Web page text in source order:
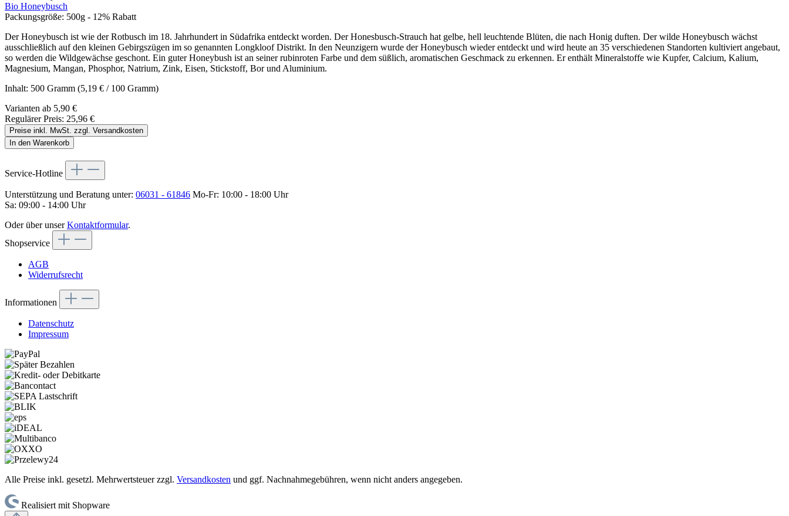
Bio Honeybusch
Packungsgröße: 500g - 12% Rabatt
Der Honeybusch ist wie der Rotbusch im 18. Jahrhundert in Südafrika entdeckt worden. Der Honesbusch-Strauch hat gelbe, hell leuchtende Blüten, die nach Honig duften. Der wilde Honeybusch wächst
ausschließlich auf den kleinen Gebirgszügen im so genannten Longkloof Distrikt. In den Neunzigern wurde der Honeybusch wieder entdeckt und wird heute an 35 verschiedenen Standorten kultiviert angebaut,
so werden die Wildgewächse geschont. Ein guter Honeybush ist an seiner rubinroten Farbe und dem süßlich, aromatischen Geschmack zu erkennen. Er enthält Mineralstoffe wie Kupfer, Calcium, Kalium,
Magnesium, Mangan, Phosphor, Natrium, Zink, Eisen, Stickstoff, Bor und Aluminium.
Inhalt: 500 Gramm (5,19 € / 100 Gramm)
Varianten ab 5,90 €
Regulärer Preis: 25,96 €
Preise inkl. MwSt. zzgl. Versandkosten
In den Warenkorb
Service-Hotline
Unterstützung und Beratung unter: 06031 - 61846 Mo-Fr: 10:00 - 18:00 Uhr
Sa: 09:00 - 14:00 Uhr
Oder über unserKontaktformular.
Shopservice
AGB
Widerrufsrecht
Informationen
Datenschutz
Impressum
Alle Preise inkl. gesetzl. Mehrwertsteuer zzgl. Versandkosten und ggf. Nachnahmegebühren, wenn nicht anders angegeben.
Realisiert mit Shopware